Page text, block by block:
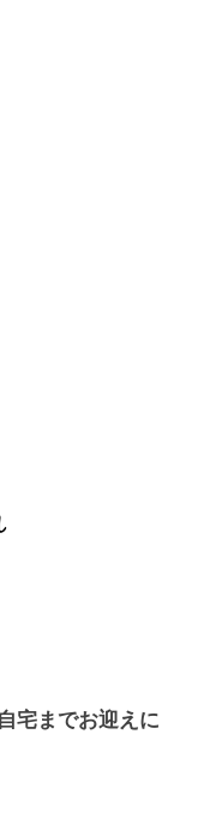
宅までお迎えに